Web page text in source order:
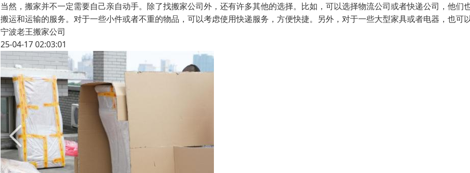
当然，搬家并不一定需要自己亲自动手。除了找搬家公司外，还有许多其他的选择。比如，可以选择物流公司或者快递公司，他们
搬运和运输的服务。对于一些小件或者不重的物品，可以考虑使用快递服务，方便快捷。另外，对于一些大型家具或者电器，也可
宁波老王搬家公司
25-04-17 02:03:01